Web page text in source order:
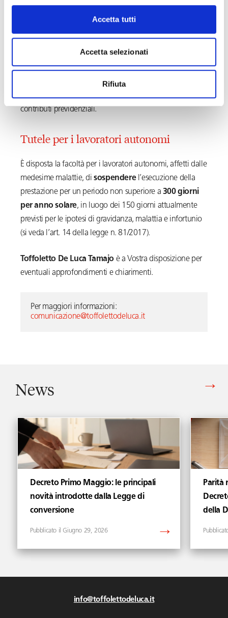
Accetta tutti
Accetta selezionati
Rifiuta
anche ai lavoratori malati oncologici in
Nel settore privato, sotto il profilo economico,
è anticipata dal datore di lavoro, che poi
procederà a recuperarla tramite conguaglio con i
contributi previdenziali.
Tutele per i lavoratori autonomi
È disposta la facoltà per i lavoratori autonomi, affetti dalle
medesime malattie, disospenderel’esecuzione della
prestazione per un periodo non superiore a 300 giorni
per anno solare, in luogo dei 150 giorni attualmente
previsti per le ipotesi di gravidanza, malattia e infortunio
(si veda l’art. 14 della legge n. 81/2017).
Toffoletto De Luca Tamajo è a Vostra disposizione per
eventuali approfondimenti e chiarimenti.
comunicazione@toffolettodeluca.it
News Vedi tutti gli articoli di News
Decreto Primo Maggio: le principali
novità introdotte dalla Legge di
conversione
Giugno 29, 2026
Parità
della
info@toffolettodeluca.it